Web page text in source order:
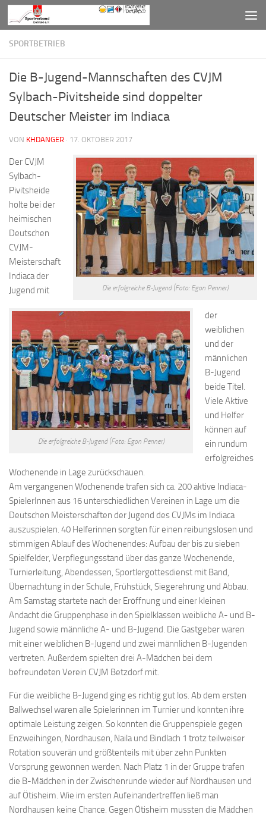
Zum Inhalt springen
SPORTBETRIEB
Die B-Jugend-Mannschaften des CVJM
Sylbach-Pivitsheide sind doppelter
Deutscher Meister im Indiaca
VON KHDANGER · 17. OKTOBER 2017
Die erfolgreiche B-Jugend (Foto: Egon Penner)
Die erfolgreiche B-Jugend (Foto: Egon Penner)
Der CVJM
Sylbach-
Pivitsheide
holte bei der
heimischen
Deutschen
CVJM-
Meisterschaft
Indiaca der
Jugend mit
der
weiblichen
und der
männlichen
B-Jugend
beide Titel.
Viele Aktive
und Helfer
können auf
ein rundum
erfolgreiches
Wochenende in Lage zurückschauen.
Am vergangenen Wochenende trafen sich ca. 200 aktive Indiaca-
SpielerInnen aus 16 unterschiedlichen Vereinen in Lage um die
Deutschen Meisterschaften der Jugend des CVJMs im Indiaca
auszuspielen. 40 Helferinnen sorgten für einen reibungslosen und
stimmigen Ablauf des Wochenendes: Aufbau der bis zu sieben
Spielfelder, Verpflegungsstand über das ganze Wochenende,
Turnierleitung, Abendessen, Sportlergottesdienst mit Band,
Übernachtung in der Schule, Frühstück, Siegerehrung und Abbau.
Am Samstag startete nach der Eröffnung und einer kleinen
Andacht die Gruppenphase in den Spielklassen weibliche A- und B-
Jugend sowie männliche A- und B-Jugend. Die Gastgeber waren
mit einer weiblichen B-Jugend und zwei männlichen B-Jugenden
vertreten. Außerdem spielten drei A-Mädchen bei dem
befreundeten Verein CVJM Betzdorf mit.
Für die weibliche B-Jugend ging es richtig gut los. Ab dem ersten
Ballwechsel waren alle Spielerinnen im Turnier und konnten ihre
optimale Leistung zeigen. So konnten die Gruppenspiele gegen
Enzweihingen, Nordhausen, Naila und Bindlach 1 trotz teilweiser
Rotation souverän und größtenteils mit über zehn Punkten
Vorsprung gewonnen werden. Nach Platz 1 in der Gruppe trafen
die B-Mädchen in der Zwischenrunde wieder auf Nordhausen und
auf Ötisheim. Wie im ersten Aufeinandertreffen ließ man
Nordhausen keine Chance. Gegen Ötisheim mussten die Mädchen